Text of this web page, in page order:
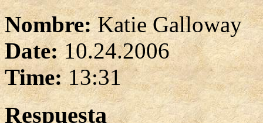
Nombre:Katie Galloway
Date:10.24.2006
Time:13:31
Respuesta